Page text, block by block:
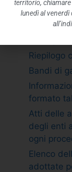
CONTROLLI
BANDI DI
Riepilogo
Bandi di
formato
Atti delle
degli enti
ogni
Elenco
adottate
territorio,
lunedì al venerdì